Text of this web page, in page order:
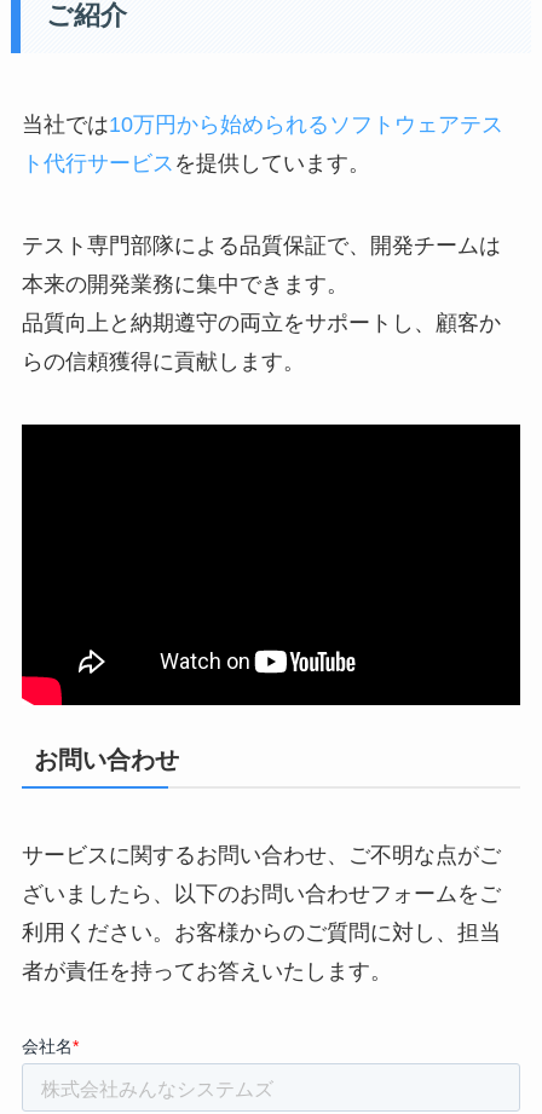
ご紹介
当社では10万円から始められるソフトウェアテス
ト代行サービス を提供しています。
テスト専門部隊による品質保証で、開発チームは
本来の開発業務に集中できます。
品質向上と納期遵守の両立をサポートし、顧客か
らの信頼獲得に貢献します。
お問い合わせ
サービスに関するお問い合わせ、ご不明な点がご
ざいましたら、以下のお問い合わせフォームをご
利用ください。お客様からのご質問に対し、担当
者が責任を持ってお答えいたします。